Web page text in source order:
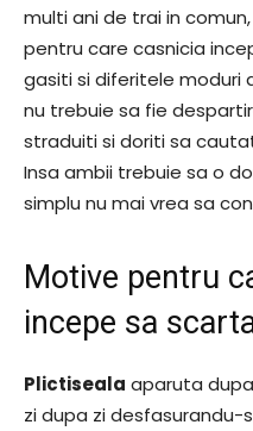
multi ani de trai in
pentru care casnicia
gasiti si diferitele moduri
nu trebuie sa fie
straduiti si doriti sa
Insa ambii trebuie sa o
simplu nu mai vrea sa
Motive pentru
incepe sa
Plictiseala aparuta
zi dupa zi desfasurandu-